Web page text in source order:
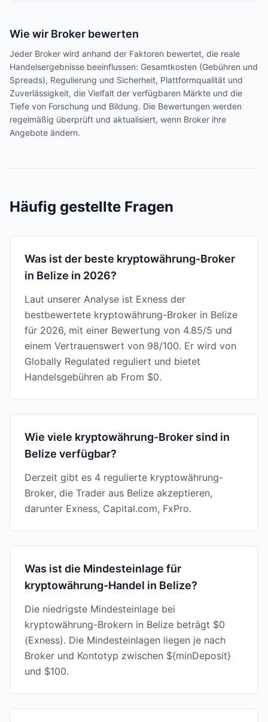
Wie wir Broker bewerten
Jeder Broker wird anhand der Faktoren bewertet, die reale
Handelsergebnisse beeinflussen: Gesamtkosten (Gebühren und
Spreads), Regulierung und Sicherheit, Plattformqualität und
Zuverlässigkeit, die Vielfalt der verfügbaren Märkte und die
Tiefe von Forschung und Bildung. Die Bewertungen werden
regelmäßig überprüft und aktualisiert, wenn Broker ihre
Angebote ändern.
Häufig gestellte Fragen
Was ist der beste kryptowährung-Broker
in Belize in 2026?
Laut unserer Analyse ist Exness der
bestbewertete kryptowährung-Broker in Belize
für 2026, mit einer Bewertung von 4.85/5 und
einem Vertrauenswert von 98/100. Er wird von
Globally Regulated reguliert und bietet
Handelsgebühren ab From $0.
Wie viele kryptowährung-Broker sind in
Belize verfügbar?
Derzeit gibt es 4 regulierte kryptowährung-
Broker, die Trader aus Belize akzeptieren,
darunter Exness, Capital.com, FxPro.
Was ist die Mindesteinlage für
kryptowährung-Handel in Belize?
Die niedrigste Mindesteinlage bei
kryptowährung-Brokern in Belize beträgt $0
(Exness). Die Mindesteinlagen liegen je nach
Broker und Kontotyp zwischen ${minDeposit}
und $100.